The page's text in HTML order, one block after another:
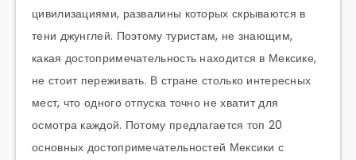
цивилизациями, развалины которых скрываются в
тени джунглей. Поэтому туристам, не знающим,
какая достопримечательность находится в Мексике,
не стоит переживать. В стране столько интересных
мест, что одного отпуска точно не хватит для
осмотра каждой. Потому предлагается топ 20
основных достопримечательностей Мексики с